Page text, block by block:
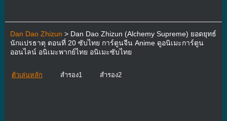
Dan Dao Zhizun > Dan Dao Zhizun (Alchemy Supreme) ยอดยุทธ์
นักแปรธาตุ ตอนที่ 20 ซับไทย การ์ตูนจีน Anime ดูอนิเมะการ์ตูน
ออนไลน์ อนิเมะพากย์ไทย อนิเมะซับไทย
ตัวเล่นหลัก สำรอง1 สำรอง2